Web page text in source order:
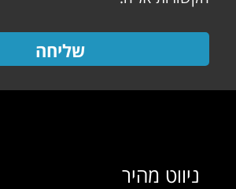
שליחה
ניווט מהיר